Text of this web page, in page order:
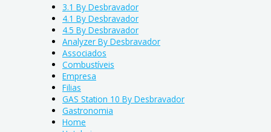
3.1 By Desbravador
4.1 By Desbravador
4.5 By Desbravador
Analyzer By Desbravador
Associados
Combustíveis
Empresa
Filias
GAS Station 10 By Desbravador
Gastronomia
Home